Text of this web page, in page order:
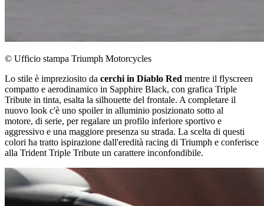
© Ufficio stampa Triumph Motorcycles
Lo stile è impreziosito da cerchi in Diablo Red mentre il flyscreen
compatto e aerodinamico in Sapphire Black, con grafica Triple
Tribute in tinta, esalta la silhouette del frontale. A completare il
nuovo look c'è uno spoiler in alluminio posizionato sotto al
motore, di serie, per regalare un profilo inferiore sportivo e
aggressivo e una maggiore presenza su strada. La scelta di questi
colori ha tratto ispirazione dall'eredità racing di Triumph e conferisce
alla Trident Triple Tribute un carattere inconfondibile.